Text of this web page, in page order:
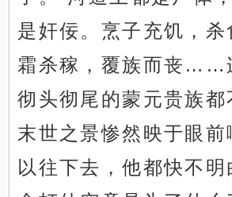
是奸佞。烹子充饥，杀
霜杀稼，覆族而丧……
彻头彻尾的蒙元贵族都
末世之景惨然映于眼前
以往下去，他都快不明